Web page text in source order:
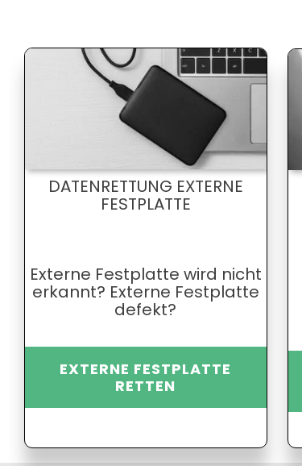
DATENRETTUNG EXTERNE
FESTPLATTE
Externe Festplatte wird nicht
erkannt? Externe Festplatte
defekt?
EXTERNE FESTPLATTE
RETTEN